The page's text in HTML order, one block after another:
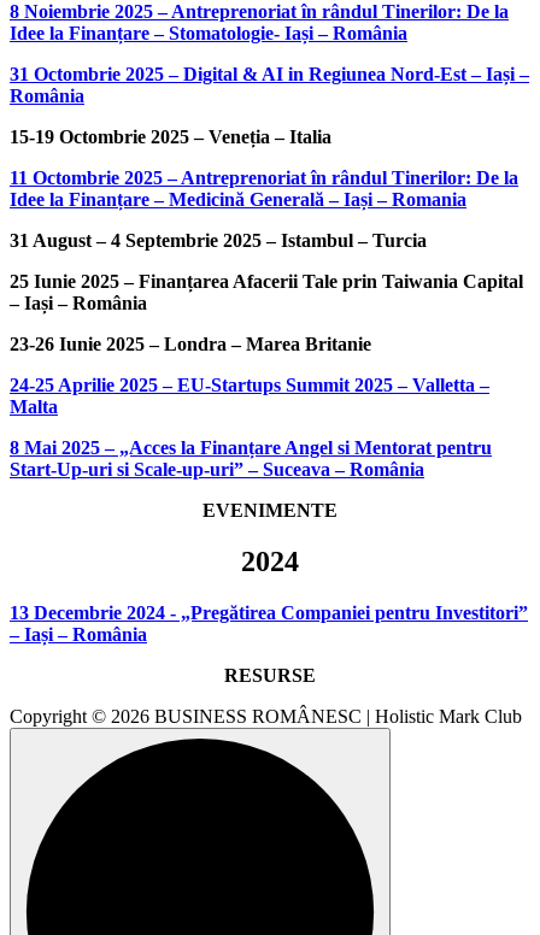
8 Noiembrie 2025 – Antreprenoriat în rândul Tinerilor: De la
Idee la Finanțare – Stomatologie- Iași – România
31 Octombrie 2025 – Digital & AI in Regiunea Nord-Est – Iași –
România
15-19 Octombrie 2025 – Veneția – Italia
11 Octombrie 2025 – Antreprenoriat în rândul Tinerilor: De la
Idee la Finanțare – Medicină Generală – Iași – Romania
31 August – 4 Septembrie 2025 – Istambul – Turcia
25 Iunie 2025 – Finanțarea Afacerii Tale prin Taiwania Capital
– Iași – România
23-26 Iunie 2025 – Londra – Marea Britanie
24-25 Aprilie 2025 – EU-Startups Summit 2025 – Valletta –
Malta
8 Mai 2025 – „Acces la Finanțare Angel si Mentorat pentru
Start-Up-uri si Scale-up-uri” – Suceava – România
EVENIMENTE
2024
13 Decembrie 2024 - „Pregătirea Companiei pentru Investitori”
– Iași – România
RESURSE
Copyright © 2026 BUSINESS ROMÂNESC | Holistic Mark Club